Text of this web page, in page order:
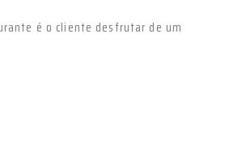
é o cliente desfrutar de um